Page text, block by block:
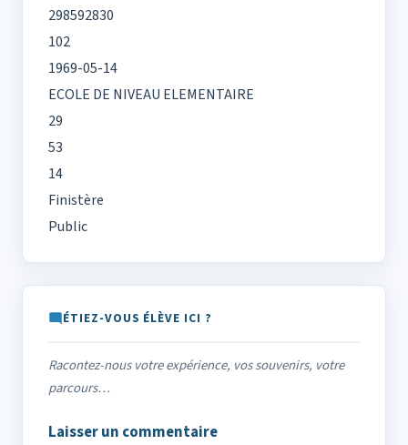
298592830
102
1969-05-14
ECOLE DE NIVEAU ELEMENTAIRE
29
53
14
Finistère
Public
ÉTIEZ-VOUS ÉLÈVE ICI ?
Racontez-nous votre expérience, vos souvenirs, votre
parcours…
Laisser un commentaire